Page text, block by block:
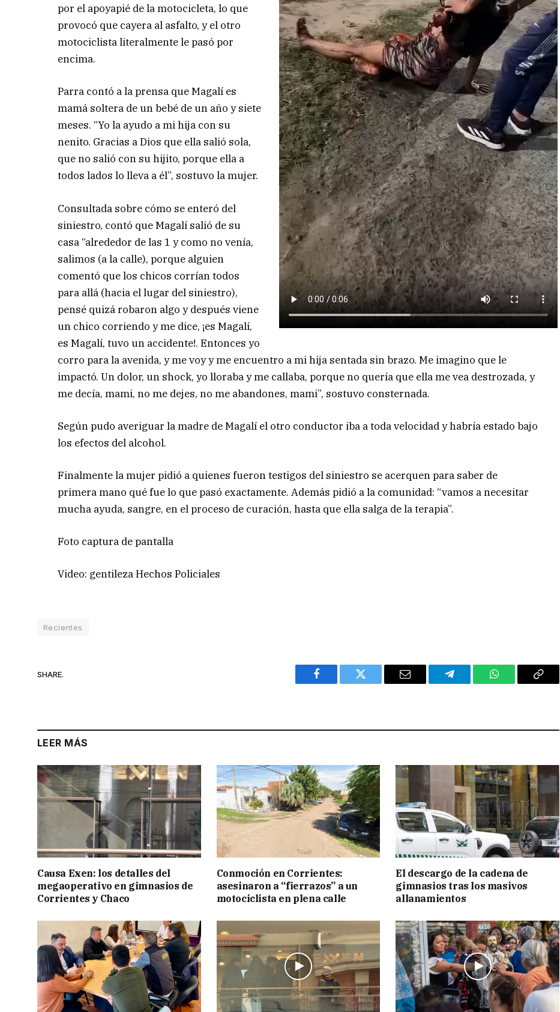
por el apoyapié de la motocicleta, lo que
provocó que cayera al asfalto, y el otro
motociclista literalmente le pasó por
encima.
Parra contó a la prensa que Magalí es
mamá soltera de un bebé de un año y siete
meses. “Yo la ayudo a mi hija con su
nenito. Gracias a Dios que ella salió sola,
que no salió con su hijito, porque ella a
todos lados lo lleva a él”, sostuvo la mujer.
Consultada sobre cómo se enteró del
siniestro, contó que Magalí salió de su
casa “alrededor de las 1 y como no venía,
salimos (a la calle), porque alguien
comentó que los chicos corrían todos
para allá (hacia el lugar del siniestro),
pensé quizá robaron algo y después viene
un chico corriendo y me dice, ¡es Magalí,
es Magalí, tuvo un accidente!. Entonces yo
corro para la avenida, y me voy y me encuentro a mi hija sentada sin brazo. Me imagino que le
impactó. Un dolor, un shock, yo lloraba y me callaba, porque no quería que ella me vea destrozada, y
me decía, mami, no me dejes, no me abandones, mami”, sostuvo consternada.
Según pudo averiguar la madre de Magalí el otro conductor iba a toda velocidad y habría estado bajo
los efectos del alcohol.
Finalmente la mujer pidió a quienes fueron testigos del siniestro se acerquen para saber de
primera mano qué fue lo que pasó exactamente. Además pidió a la comunidad: “vamos a necesitar
mucha ayuda, sangre, en el proceso de curación, hasta que ella salga de la terapia”.
Foto captura de pantalla
Video: gentileza Hechos Policiales
Recientes
SHARE.
Facebook Twitter Email Telegram WhatsAppCopy
LEER MÁS
Causa Exen: los detalles del
megaoperativo en gimnasios de
Corrientes y Chaco
Conmoción en Corrientes:
asesinaron a “fierrazos” a un
motociclista en plena calle
El descargo de la cadena de
gimnasios tras los masivos
allanamientos